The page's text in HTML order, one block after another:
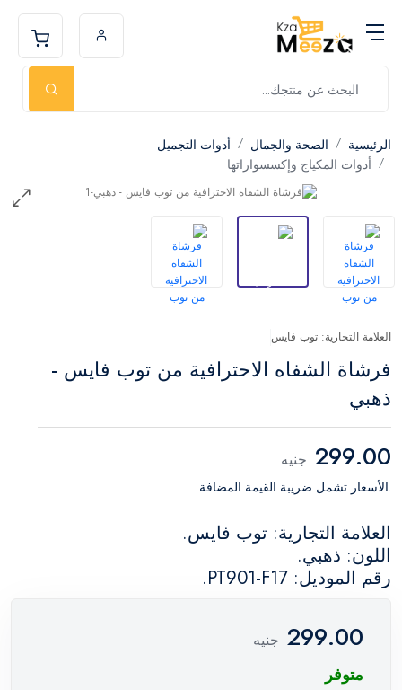
الرئيسية الصحة والجمال
أدوات التجميل
أدوات المكياج وإكسسواراتها
العلامة التجارية: توب فايس
فرشاة الشفاه الاحترافية من توب فايس -
ذهبي
299.00 جنيه
.الأسعار تشمل ضريبة القيمة المضافة
العلامة التجارية: توب فايس.
اللون: ذهبي.
رقم الموديل: PT901-F17.
299.00 جنيه
متوفر